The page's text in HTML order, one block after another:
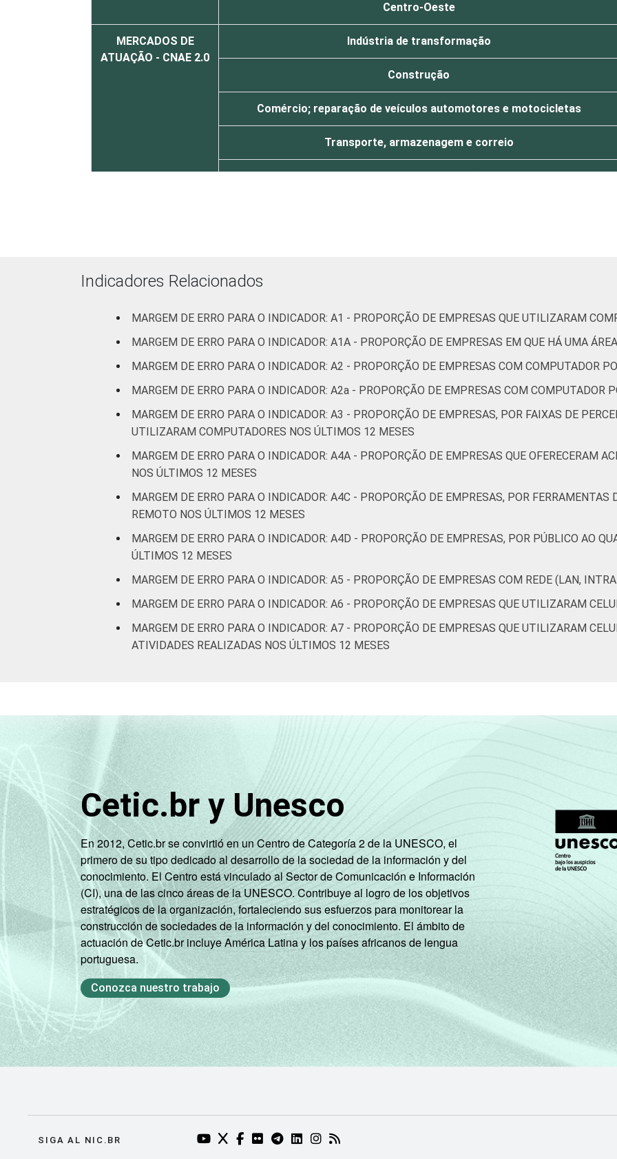
Centro-Oeste
MERCADOS DE
ATUAÇÃO - CNAE 2.0
Indústria de transformação
Construção
Comércio; reparação de veículos automotores e motocicletas
Transporte, armazenagem e correio
2.0 (C, F, G, H, I, J, L, M, N, R e S). Estimativa:486345 empresas Respostas estimuladas. Dados
Fonte: NIC.br - set 2014 / mar 2015
Indicadores Relacionados
MARGEM DE ERRO PARA O INDICADOR: A1 - PROPORÇÃO DE EMPRESAS QUE UTILIZARAM
MARGEM DE ERRO PARA O INDICADOR: A1A - PROPORÇÃO DE EMPRESAS EM QUE HÁ UMA
MARGEM DE ERRO PARA O INDICADOR: A2 - PROPORÇÃO DE EMPRESAS COM COMPUTADOR
MARGEM DE ERRO PARA O INDICADOR: A2a - PROPORÇÃO DE EMPRESAS COM COMPUTADOR
MARGEM DE ERRO PARA O INDICADOR: A3 - PROPORÇÃO DE EMPRESAS, POR FAIXAS DE
UTILIZARAM COMPUTADORES NOS ÚLTIMOS 12 MESES
MARGEM DE ERRO PARA O INDICADOR: A4A - PROPORÇÃO DE EMPRESAS QUE OFERECERAM ACESSO ‏REMOTO ÀS PESSOAS
NOS ÚLTIMOS 12 MESES
MARGEM DE ERRO PARA O INDICADOR: A4C - PROPORÇÃO DE EMPRESAS, POR
REMOTO NOS ÚLTIMOS 12 MESES
MARGEM DE ERRO PARA O INDICADOR: A4D - PROPORÇÃO DE EMPRESAS, POR PÚBLICO AO
ÚLTIMOS 12 MESES
MARGEM DE ERRO PARA O INDICADOR: A5 - PROPORÇÃO DE EMPRESAS COM REDE (LAN,
MARGEM DE ERRO PARA O INDICADOR: A6 - PROPORÇÃO DE EMPRESAS QUE UTILIZARAM
MARGEM DE ERRO PARA O INDICADOR: A7 - PROPORÇÃO DE EMPRESAS QUE UTILIZARAM
ATIVIDADES REALIZADAS NOS ÚLTIMOS 12 MESES
Cetic.br y Unesco
En 2012, Cetic.br se convirtió en un Centro de Categoría 2 de la UNESCO, el
primero de su tipo dedicado al desarrollo de la sociedad de la información y del
conocimiento. El Centro está vinculado al Sector de Comunicación e Información
(CI), una de las cinco áreas de la UNESCO. Contribuye al logro de los objetivos
estratégicos de la organización, fortaleciendo sus esfuerzos para monitorear la
construcción de sociedades de la información y del conocimiento. El ámbito de
actuación de Cetic.br incluye América Latina y los países africanos de lengua
portuguesa.
Conozca nuestro trabajo
SIGA AL NIC.BR YOUTUBE DO NIC.BR (ABRE EM NOVA ABA)
TWITTER DO NIC.BR (ABRE EM NOVA ABA)
FACEBOOK DO NIC.BR (ABRE EM NOVA ABA)
FLICKR DO NIC.BR (ABRE EM NOVA ABA)
TELEGRAM DO NIC.BR (ABRE EM NOVA ABA)
LINKEDIN DO NIC.BR (ABRE EM NOVA ABA)
INSTAGRAM DO NIC.BR (ABRE EM NOVA ABA)
RSS DO NIC.BR (ABRE EM NOVA ABA)